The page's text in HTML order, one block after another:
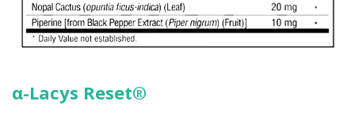
α-Lacys Reset®